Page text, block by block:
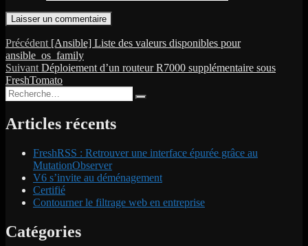
Navigation
de
l’article
Précédent Publication
précédente :
[Ansible] Liste des valeurs disponibles pour
ansible_os_family
Suivant Publication
suivante :
Déploiement d’un routeur R7000 supplémentaire sous
FreshTomato
Recherche
pour :
Articles récents
FreshRSS : Retrouver une interface épurée grâce au
MutationObserver
V6 s’invite au déménagement
Certifié
Contourner le filtrage web en entreprise
Catégories